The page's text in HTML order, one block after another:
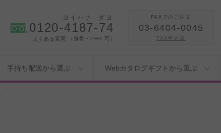
ヨイハナ ダヨ
0120-4187-74
よくある質問 （携帯・PHS 可）
FAXでのご注文
03-6404-0045
FAX申込書
手持ち配送から選ぶ Webカタログギフトから選ぶ